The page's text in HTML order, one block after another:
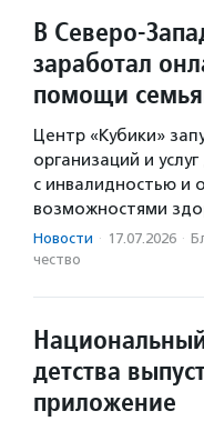
В Северо-
заработал
помощи
Центр «Кубики»
организаций и
с инвалидностью и
возможностями
Новости · 17.07.2026 ·
чест­во
детства
приложение